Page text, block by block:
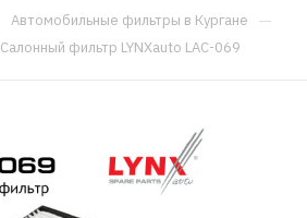
Автомобильные фильтры в Кургане —
Салонный фильтр LYNXauto LAC-069